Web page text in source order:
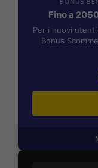
Fino a
Per i nuovi
Bonus